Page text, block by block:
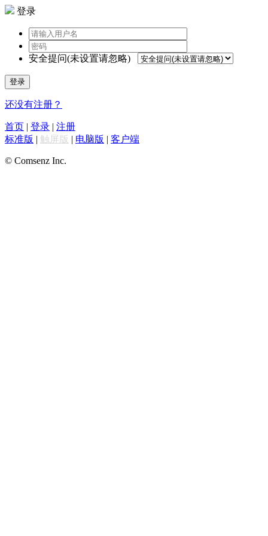
登录
安全提问(未设置请忽略)
登录
还没有注册？
首页 | 登录 | 注册
标准版 | 触屏版 | 电脑版 | 客户端
© Comsenz Inc.